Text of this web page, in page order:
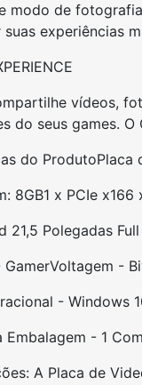
modo de
experiências
vídeos,
do seus games.
do ProdutoPlaca
8GB1 x PCIe x166
21,5 Polegadas
Voltagem -
- Windows
- 1
A Placa de